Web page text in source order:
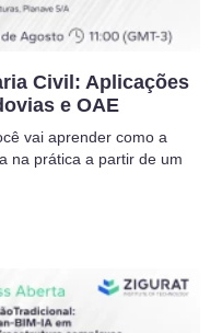
Civil: Aplicações
e OAE
vai aprender como a
na prática a partir de um